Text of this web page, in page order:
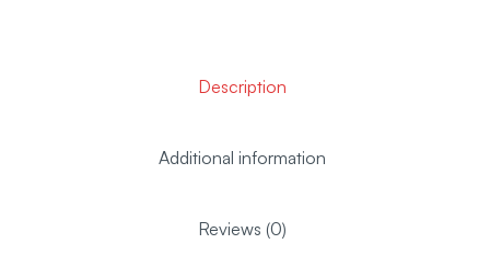
Description
Additional information
Reviews (0)